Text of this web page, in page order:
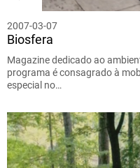
2007-03-07
Biosfera
Magazine dedicado ao
programa é consagrado à
especial no…